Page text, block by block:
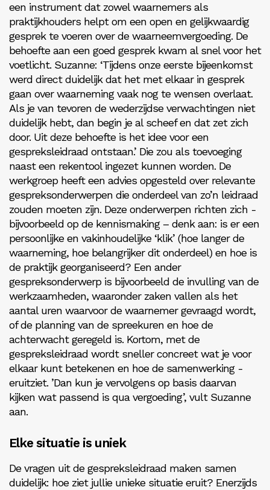
een instrument dat zowel waar­nemers als
praktijkhouders helpt om een open en gelijkwaardig
gesprek te voeren over de waarneemvergoeding. De
behoefte aan een goed gesprek kwam al snel voor het
voetlicht. Suzanne: ‘Tijdens onze eerste bijeenkomst
werd direct duidelijk dat het met ­elkaar in gesprek
gaan over waarneming vaak nog te wensen overlaat.
Als je van tevoren de wederzijdse verwachtingen niet
duidelijk hebt, dan begin je al scheef en dat zet zich
door. Uit deze behoefte is het idee voor een
gespreksleidraad ontstaan.’ Die zou als toevoeging
naast een rekentool ingezet kunnen worden. De
werkgroep heeft een advies opgesteld over relevante
­gespreksonderwerpen die onderdeel van zo’n leidraad
zouden moeten zijn. Deze onderwerpen richten zich ­
bijvoorbeeld op de kennismaking – denk aan: is er een
persoonlijke en vakinhoudelijke ‘klik’ (hoe langer de
waarneming, hoe belangrijker dit onderdeel) en hoe is
de praktijk georganiseerd? Een ander
gespreksonderwerp is bijvoorbeeld de invulling van de
werkzaamheden, waaronder zaken vallen als het
aantal uren waarvoor de waarnemer gevraagd wordt,
of de planning van de spreekuren en hoe de
achterwacht geregeld is. Kortom, met de
gespreksleidraad wordt sneller concreet wat je voor
elkaar kunt betekenen en hoe de samenwerking ­
eruitziet. ’Dan kun je vervolgens op basis daarvan
kijken wat passend is qua vergoeding’, vult Suzanne
aan.
Elke situatie is uniek
De vragen uit de gespreksleidraad maken samen
duidelijk: hoe ziet jullie unieke situatie eruit? Enerzijds